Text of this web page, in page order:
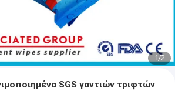
1/2
SGS γαντιών τριφτών